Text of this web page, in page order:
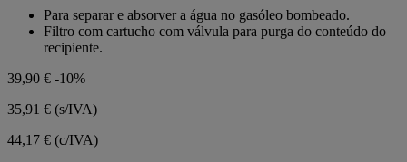
estrelas.
Para separar e absorver a água no gasóleo bombeado.
Filtro com cartucho com válvula para purga do conteúdo do
recipiente.
39,90 € -10%
35,91 € (s/IVA)
44,17 € (c/IVA)